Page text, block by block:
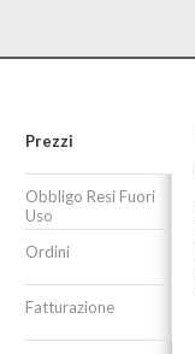
Prezzi
Obbligo Resi Fuori
Uso
Ordini
Fatturazione